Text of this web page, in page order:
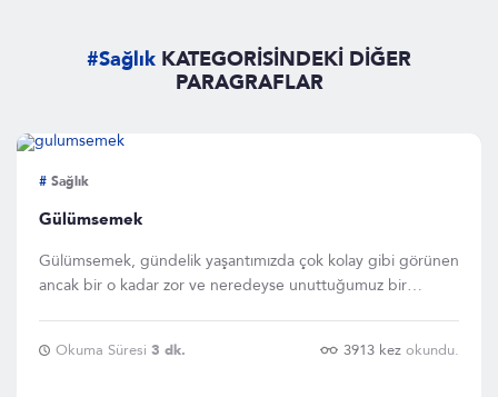
#Sağlık KATEGORİSİNDEKİ DİĞER
PARAGRAFLAR
# Sağlık
Gülümsemek
Gülümsemek, gündelik yaşantımızda çok kolay gibi görünen
ancak bir o kadar zor ve neredeyse unuttuğumuz bir
Okuma Süresi 3 dk. 3913 kez okundu.